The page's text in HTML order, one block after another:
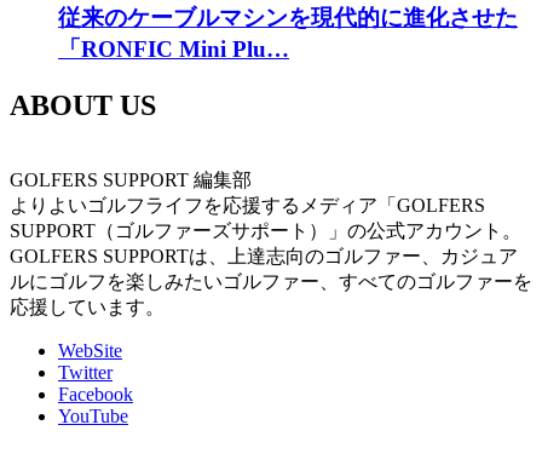
従来のケーブルマシンを現代的に進化させた
「RONFIC Mini Plu…
ABOUT US
GOLFERS SUPPORT 編集部
よりよいゴルフライフを応援するメディア「GOLFERS
SUPPORT（ゴルファーズサポート）」の公式アカウント。
GOLFERS SUPPORTは、上達志向のゴルファー、カジュア
ルにゴルフを楽しみたいゴルファー、すべてのゴルファーを
応援しています。
WebSite
Twitter
Facebook
YouTube